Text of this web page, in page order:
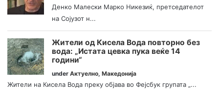
Денко Малески Марко Никезиќ, претседателот
на Сојузот н...
Жители од Кисела Вода повторно без
вода: „Истата цевка пука веќе 14
години“
under Актуелно, Македонија
Жители на Кисела Вода преку објава во Фејсбук групата „...